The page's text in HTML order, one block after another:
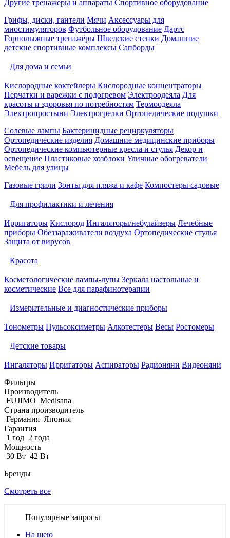
Другие тренажеры и аппараты Спортивное оборудование
Грифы, диски, гантели Мячи Аксессуары для
миостимуляторов Футбольное оборудование Дартс
Горнолыжные тренажёры Шведские стенки Домашние
детские спортивные комплексы Сапборды
Для дома и семьи
Кислородные коктейлеры Кислородные концентраторы
Перчатки и варежки с подогревом Электроодеяла Для
красоты и здоровья по потребностям Термоодеяла
Электропростыни Электрогрелки Ортопедические подушки
Солевые лампы Бактерицидные рециркуляторы
Ортопедические изделия Домашние медицинские приборы
Ортопедические компьютерные кресла и стулья Декор и
освещение Пластиковые хозблоки Уличные обогреватели
Мебель для улицы
Газовые грили Зонты для пляжа и кафе Компостеры садовые
Для профилактики и лечения
Ирригаторы Кислород Ингаляторы/небулайзеры Лечебные
приборы Обеззараживатели воздуха Ортопедические стулья
Защита от вирусов
Красота
Косметологические лампы-лупы Зеркала настольные и
косметические Все для парафинотерапии
Измерительные и диагностические приборы
Тонометры Пульсоксиметры Алкотестеры Весы Ростомеры
Детские товары
Ингаляторы Ирригаторы Аспираторы Радионяни Видеоняни
Фильтры
Производитель
FUJIMO Medisana
Страна производитель
Германия Япония
Гарантия
1 год 2 года
Мощность
30 Вт 42 Вт
Бренды
Смотреть все
Популярные запросы
На шею